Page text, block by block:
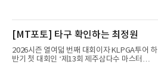
트(파72/6,767야드)에서 열리고 있다.6일 현재
1라운드 경기가 펼쳐지고 있다.황민정이 16번
홀에서 경기하고 있다.
[MT포토] 타구 확인하는 최정원
2026시즌 열여덟 번째 대회이자 KLPGA투어 하
반기 첫 대회인 ‘제13회 제주삼다수 마스터